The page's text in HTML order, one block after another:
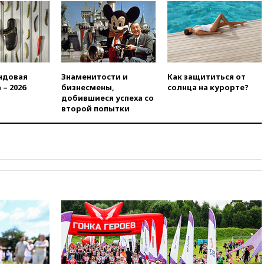
08:54
В Таиланде сегодня
прощаются с молодыми
россиянами, жестоко убитыми
в Паттайе
самолета в Приангарье
отделались ссадинами и
ушибами
SpaceX/Starlink расширяют
06:25Золото подорожало до
$4350 за тройскую унцию
06:01 МИД РФ: Казахстан
понимает сущность киевского
режима
2026
Знаменитости и
бизнесмены,
добившиеся успеха со
второй попытки
Как защититься от
солнца на курорте?